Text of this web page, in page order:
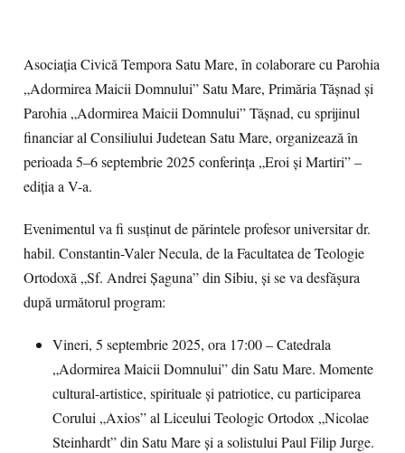
Asociația Civică Tempora Satu Mare, în colaborare cu Parohia
„Adormirea Maicii Domnului” Satu Mare, Primăria Tășnad și
Parohia „Adormirea Maicii Domnului” Tășnad, cu sprijinul
financiar al Consiliului Judetean Satu Mare, organizează în
perioada 5–6 septembrie 2025 conferința „Eroi și Martiri” –
ediția a V-a.
Evenimentul va fi susținut de părintele profesor universitar dr.
habil. Constantin-Valer Necula, de la Facultatea de Teologie
Ortodoxă „Sf. Andrei Șaguna” din Sibiu, și se va desfășura
după următorul program:
Vineri, 5 septembrie 2025, ora 17:00 – Catedrala
„Adormirea Maicii Domnului” din Satu Mare. Momente
cultural-artistice, spirituale și patriotice, cu participarea
Corului „Axios” al Liceului Teologic Ortodox „Nicolae
Steinhardt” din Satu Mare și a solistului Paul Filip Jurge.